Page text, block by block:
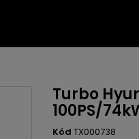
Turbo
100PS/
Kód TX000738